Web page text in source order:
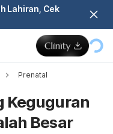
Lahiran, Cek
Prenatal
Keguguran
Besar